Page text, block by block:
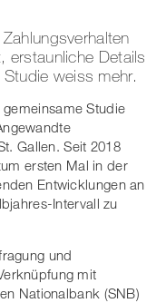
erstaunliche Details
weiss mehr.
Studie
Gallen. Seit 2018
ersten Mal in der
Entwicklungen an
Intervall zu
und
mit
Nationalbank (SNB)